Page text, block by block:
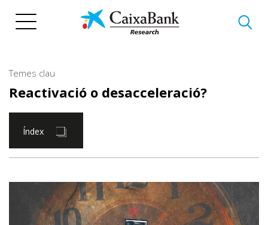
Temes clau
Reactivació o desacceleració?
Índex